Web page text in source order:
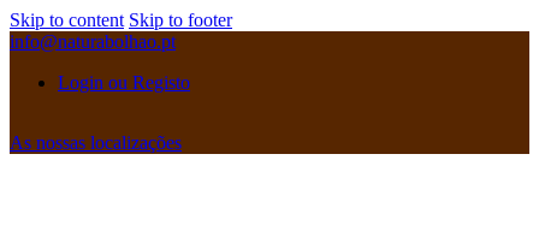
Skip to content Skip to footer
info@naturabolhao.pt
Login ou Registo
As nossas localizações